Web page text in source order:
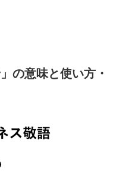
の意味と使い方・